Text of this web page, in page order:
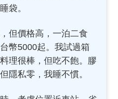
袋。
但價格高，一泊二食
幣5000起。我試過箱
理很棒，但吃不飽。膠
隱私零，我睡不慣。